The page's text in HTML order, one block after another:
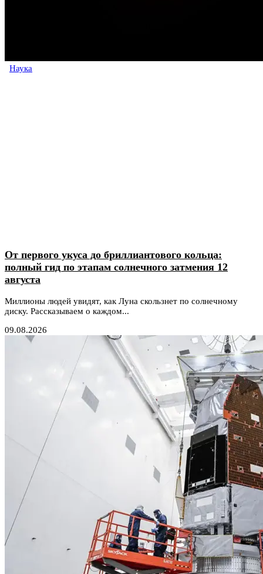
Наука
От первого укуса до бриллиантового кольца:
полный гид по этапам солнечного затмения 12
августа
Миллионы людей увидят, как Луна скользнет по солнечному
диску. Рассказываем о каждом...
09.08.2026